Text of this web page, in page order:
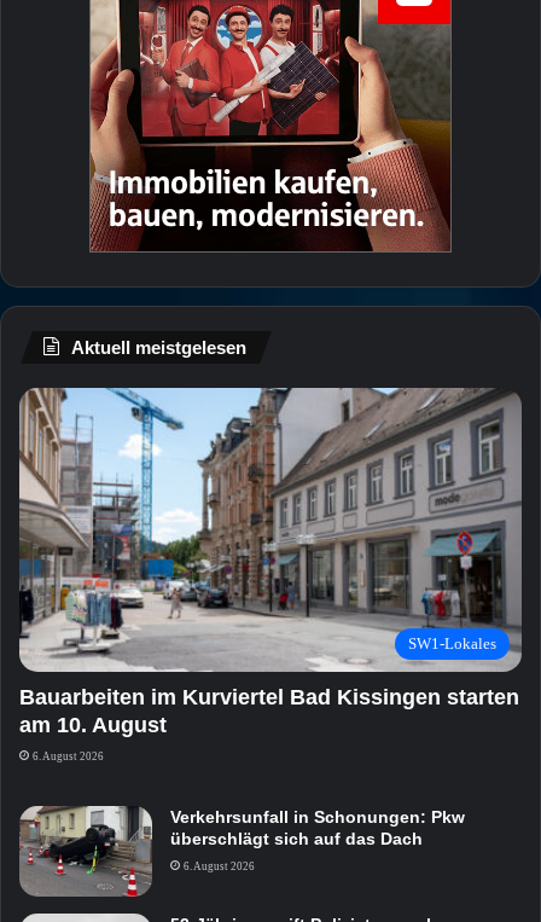
Aktuell meistgelesen
SW1-Lokales
Bauarbeiten im Kurviertel Bad Kissingen starten
am 10. August
6. August 2026
Verkehrsunfall in Schonungen: Pkw
überschlägt sich auf das Dach
6. August 2026